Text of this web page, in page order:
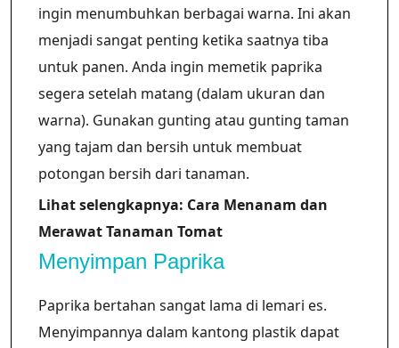
ingin menumbuhkan berbagai warna. Ini akan
menjadi sangat penting ketika saatnya tiba
untuk panen. Anda ingin memetik paprika
segera setelah matang (dalam ukuran dan
warna). Gunakan gunting atau gunting taman
yang tajam dan bersih untuk membuat
potongan bersih dari tanaman.
Lihat selengkapnya: Cara Menanam dan
Merawat Tanaman Tomat
Menyimpan Paprika
Paprika bertahan sangat lama di lemari es.
Menyimpannya dalam kantong plastik dapat